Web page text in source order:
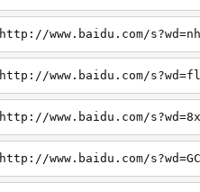
http://www.baidu.com/
http://www.baidu.com/
http://www.baidu.com/
http://www.baidu.com/